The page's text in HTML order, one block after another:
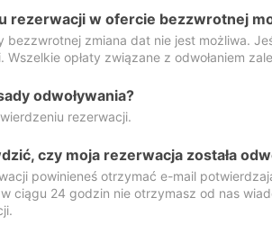
rezerwacji w ofercie bezzwrotnej
zmiana dat nie jest możliwa.
Wszelkie opłaty związane z odwołaniem
odwoływania?
rezerwacji.
czy moja rezerwacja została
powinieneś otrzymać e-mail
ciągu 24 godzin nie otrzymasz od nas